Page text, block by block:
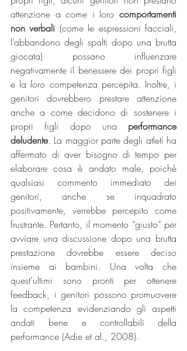
attenzione a come i loro comportamenti
non verbali (come le espressioni facciali,
l’abbandono degli spalti dopo una brutta
giocata) possano influenzare
negativamente il benessere dei propri figli
e la loro competenza percepita. Inoltre, i
genitori dovrebbero prestare attenzione
anche a come decidono di sostenere i
propri figli dopo una performance
deludente. La maggior parte degli atleti ha
affermato di aver bisogno di tempo per
elaborare cosa è andato male, poiché
qualsiasi commento immediato dei
genitori, anche se inquadrato
positivamente, verrebbe percepito come
frustrante. Pertanto, il momento “giusto” per
avviare una discussione dopo una brutta
prestazione dovrebbe essere deciso
insieme ai bambini. Una volta che
quest’ultimi sono pronti per ottenere
feedback, i genitori possono promuovere
la competenza evidenziando gli aspetti
andati bene e controllabili della
performance (Adie et al., 2008).